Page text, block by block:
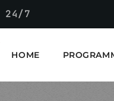
24/7
HOME